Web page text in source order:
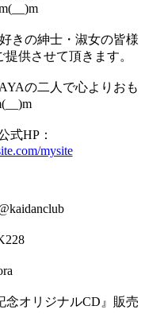
きの紳士・淑女の皆様
供させて頂きます。
の二人で心よりおも
式HP：
mysite
オリジナルCD』販売